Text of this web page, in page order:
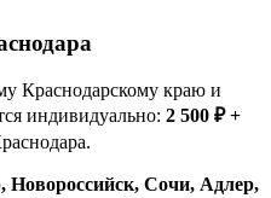
Краснодарскому краю и
индивидуально: 2 500 ₽ +
Новороссийск, Сочи, Адлер,